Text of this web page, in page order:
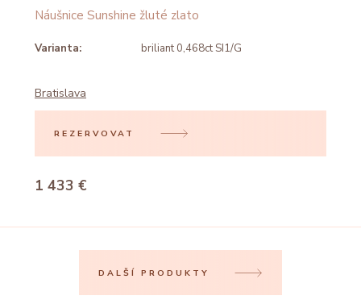
Náušnice Sunshine žluté zlato
Varianta: briliant 0,468ct SI1/G
Bratislava
REZERVOVAT
1 433 €
DALŠÍ PRODUKTY